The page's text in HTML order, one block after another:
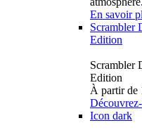
En savoir
Scrambler
Edition
Scrambler
Edition
À partir de
Icon dark